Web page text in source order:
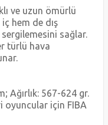
ve uzun ömürlü
hem de dış
sağlar.
türlü hava
Ağırlık: 567-624 gr.
oyuncular için FIBA